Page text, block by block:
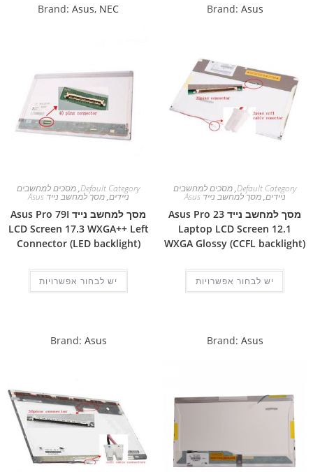
Brand: Asus
Default Category
,מסכים למחשבים
ניידים,מסך למחשב נייד Asus
מסך למחשב נייד Asus Pro 23
Laptop LCD Screen 12.1
WXGA Glossy (CCFL backlight)
יש לבחור אפשרויות
Brand: Asus, NEC
Default Category
,מסכים למחשבים
ניידים,מסך למחשב נייד Asus
מסך למחשב נייד Asus Pro 79I
LCD Screen 17.3 WXGA++ Left
Connector (LED backlight)
יש לבחור אפשרויות
Brand: Asus
Brand: Asus